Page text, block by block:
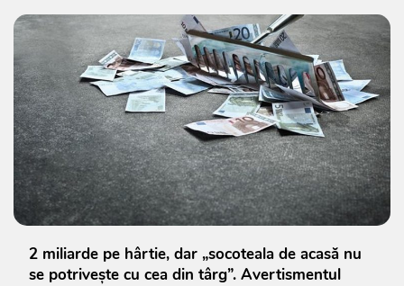
2 miliarde pe hârtie, dar „socoteala de acasă nu
se potrivește cu cea din târg”. Avertismentul